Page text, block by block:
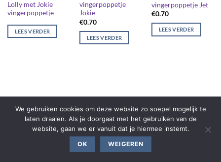
Lolly met Jokie
vingerpoppetje
LEES VERDER
vingerpoppetje
Jokie
€0.70
LEES VERDER
vingerpoppetje Jet
€0.70
LEES VERDER
We gebruiken cookies om deze website zo soepel mogelijk te
laten draaien. Als je doorgaat met het gebruiken van de
website, gaan we er vanuit dat je hiermee instemt.
OK WEIGEREN